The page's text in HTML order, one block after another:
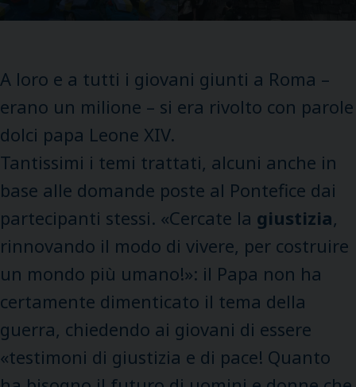
A loro e a tutti i giovani giunti a Roma –
erano un milione – si era rivolto con parole
dolci papa Leone XIV.
Tantissimi i temi trattati, alcuni anche in
base alle domande poste al Pontefice dai
partecipanti stessi. «Cercate la giustizia,
rinnovando il modo di vivere, per costruire
un mondo più umano!»: il Papa non ha
certamente dimenticato il tema della
guerra, chiedendo ai giovani di essere
«testimoni di giustizia e di pace! Quanto